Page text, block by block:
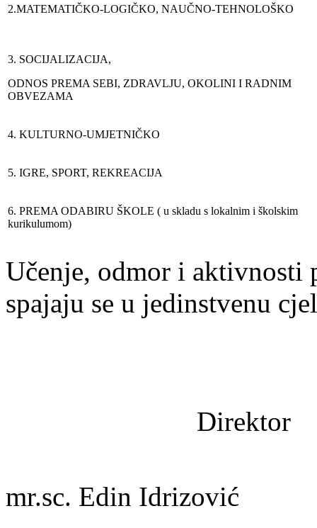
2.MATEMATIČKO-LOGIČKO, NAUČNO-TEHNOLOŠKO
3. SOCIJALIZACIJA,
ODNOS PREMA SEBI, ZDRAVLJU, OKOLINI I RADNIM
OBVEZAMA
4. KULTURNO-UMJETNIČKO
5. IGRE, SPORT, REKREACIJA
6. PREMA ODABIRU ŠKOLE ( u skladu s lokalnim i školskim
kurikulumom)
Učenje, odmor i aktivnosti
spajaju se u jedinstvenu
Direktor
mr.sc. Edin Idrizović